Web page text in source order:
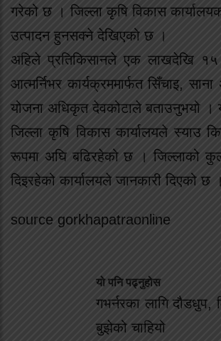
गरेको छ । जिल्ला कृषि विकास
उत्पादन हुनसक्ने देखिएको छ ।
अहिले प्रतिकिसानले एक लाखदेखि १५
आत्मर्निभर कार्यक्रममार्फत सिँचाइ,
योजना अधिकृत देवकोटाले बताउनुभयो ।
जिल्ला कृषि विकास कार्यालयले स्याउ
रूपमा अघि बढिरहेको छ । जिल्लाको
दिइरहेको कार्यालयले जानकारी दिएको छ ।
source gorkhapatraonline
यो पनि पढ्नुहोस
गभर्नरका लागि दौडधुप,
बुझेको चाहियो